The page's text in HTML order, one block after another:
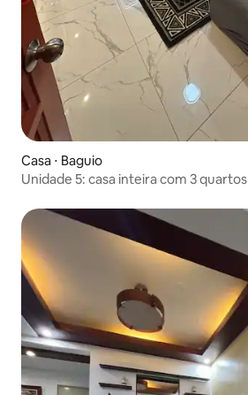
Casa ⋅ Baguio
Unidade 5: casa inteira com 3 quartos